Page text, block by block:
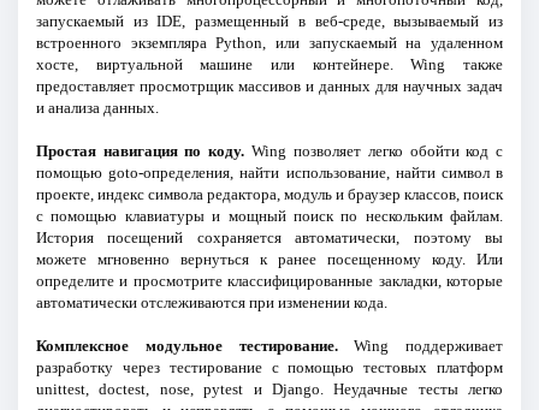
запускаемый из IDE, размещенный в веб-среде, вызываемый из
встроенного экземпляра Python, или запускаемый на удаленном
хосте, виртуальной машине или контейнере. Wing также
предоставляет просмотрщик массивов и данных для научных задач
и анализа данных.
Простая навигация по коду. Wing позволяет легко обойти код с
помощью goto-определения, найти использование, найти символ в
проекте, индекс символа редактора, модуль и браузер классов, поиск
с помощью клавиатуры и мощный поиск по нескольким файлам.
История посещений сохраняется автоматически, поэтому вы
можете мгновенно вернуться к ранее посещенному коду. Или
определите и просмотрите классифицированные закладки, которые
автоматически отслеживаются при изменении кода.
Комплексное модульное тестирование.Wing поддерживает
разработку через тестирование с помощью тестовых платформ
unittest, doctest, nose, pytest и Django. Неудачные тесты легко